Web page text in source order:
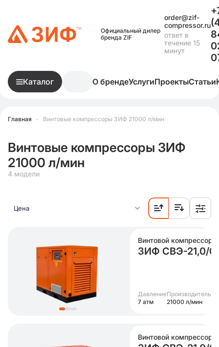
Официальный дилер
бренда ZIF
order@zif-
compressor.ru
ответ в
течение 15
минут
Каталог О брендеУслугиПроектыСтатьи
Главная • Винтовые компрессоры ЗИФ 21000 л/мин
Винтовые компрессоры ЗИФ
21000 л/мин
4 модели
Цена
Винтовой компрессор
ЗИФ СВЭ-21,0/
Давление
7 атм
21000 л/мин
Винтовой компрессор